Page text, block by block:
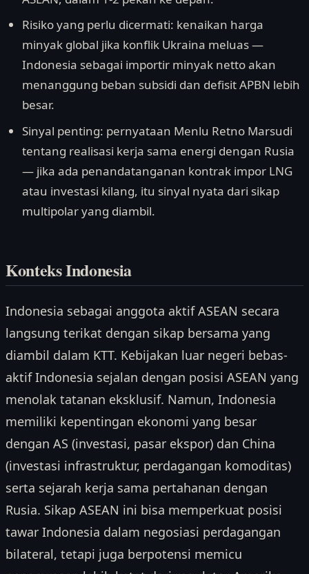
Risiko yang perlu dicermati: kenaikan harga
minyak global jika konflik Ukraina meluas —
Indonesia sebagai importir minyak netto akan
menanggung beban subsidi dan defisit APBN lebih
besar.
Sinyal penting: pernyataan Menlu Retno Marsudi
tentang realisasi kerja sama energi dengan Rusia
— jika ada penandatanganan kontrak impor LNG
atau investasi kilang, itu sinyal nyata dari sikap
multipolar yang diambil.
Konteks Indonesia
Indonesia sebagai anggota aktif ASEAN secara
langsung terikat dengan sikap bersama yang
diambil dalam KTT. Kebijakan luar negeri bebas-
aktif Indonesia sejalan dengan posisi ASEAN yang
menolak tatanan eksklusif. Namun, Indonesia
memiliki kepentingan ekonomi yang besar
dengan AS (investasi, pasar ekspor) dan China
(investasi infrastruktur, perdagangan komoditas)
serta sejarah kerja sama pertahanan dengan
Rusia. Sikap ASEAN ini bisa memperkuat posisi
tawar Indonesia dalam negosiasi perdagangan
bilateral, tetapi juga berpotensi memicu